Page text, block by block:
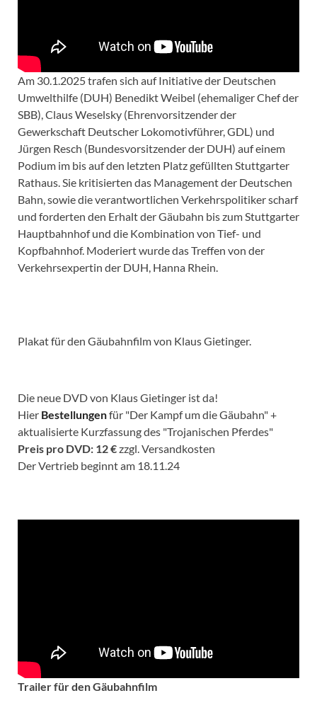
Am 30.1.2025 trafen sich auf Initiative der Deutschen
Umwelthilfe (DUH) Benedikt Weibel (ehemaliger Chef der
SBB), Claus Weselsky (Ehrenvorsitzender der
Gewerkschaft Deutscher Lokomotivführer, GDL) und
Jürgen Resch (Bundesvorsitzender der DUH) auf einem
Podium im bis auf den letzten Platz gefüllten Stuttgarter
Rathaus. Sie kritisierten das Management der Deutschen
Bahn, sowie die verantwortlichen Verkehrspolitiker scharf
und forderten den Erhalt der Gäubahn bis zum Stuttgarter
Hauptbahnhof und die Kombination von Tief- und
Kopfbahnhof. Moderiert wurde das Treffen von der
Verkehrsexpertin der DUH, Hanna Rhein.
Plakat für den Gäubahnfilm von Klaus Gietinger.
Die neue DVD von Klaus Gietinger ist da!
Hier Bestellungenfür "Der Kampf um die Gäubahn" +
aktualisierte Kurzfassung des "Trojanischen Pferdes"
Preis pro DVD: 12 €zzgl. Versandkosten
Der Vertrieb beginnt am 18.11.24
Trailer für den Gäubahnfilm